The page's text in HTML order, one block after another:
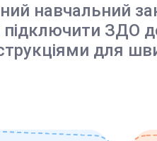
навчальний
ЗДО
для